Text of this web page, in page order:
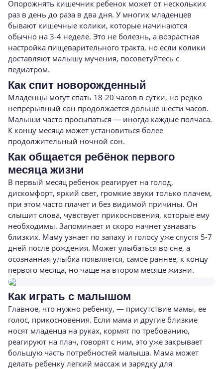
Опорожнять кишечник ребенок может от нескольких
раз в день до раза в два дня. У многих младенцев
бывают кишечные колики, которые начинаются
обычно на 3-4 неделе. Это не болезнь, а возрастная
настройка пищеварительного тракта, но если колики
доставляют малышу мучения, посоветуйтесь с
педиатром.
Как спит новорожденный
Младенцы могут спать 18-20 часов в сутки, но редко
непрерывный сон продолжается дольше шести часов.
Малыши часто просыпаться — иногда каждые полчаса.
К концу месяца может установиться более
продолжительный ночной сон.
Как общается ребёнок первого
месяца жизни
В первый месяц ребенок реагирует на голод,
дискомфорт, яркий свет, громкие звуки только плачем,
при этом часто плачет и без видимой причины. Он
слышит слова, чувствует прикосновения, которые ему
необходимы. Запоминает и скоро начнет узнавать
близких. Маму узнает по запаху и голосу уже спустя 5-7
дней после рождения. Может улыбаться во сне, а
осознанная улыбка появляется, самое раннее, к концу
первого месяца, но чаще на втором месяце жизни.
Как играть с малышом
Главное, что нужно ребенку, — присутствие мамы, ее
голос, прикосновения. Если мама и другие близкие
носят младенца на руках, кормят по требованию,
реагируют на плач, говорят с ним, это уже закрывает
большую часть потребностей малыша. Мама может
делать ребенку легкий массаж и зарядку для